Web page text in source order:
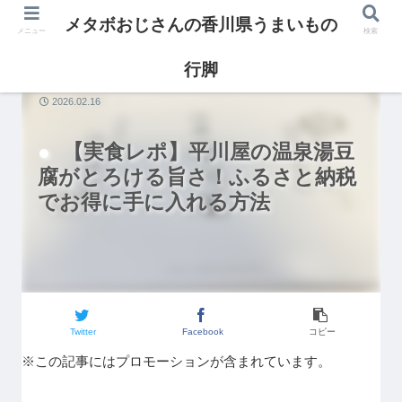
【実食レポ】平川屋の温泉湯豆
腐がとろける旨さ！ふるさと納税
でお得に手に入れる方法
Twitter Facebook コピー
2026.02.16
※この記事にはプロモーションが含まれています。
メニュー メタボおじさんの香川県うまいもの
行脚
検索